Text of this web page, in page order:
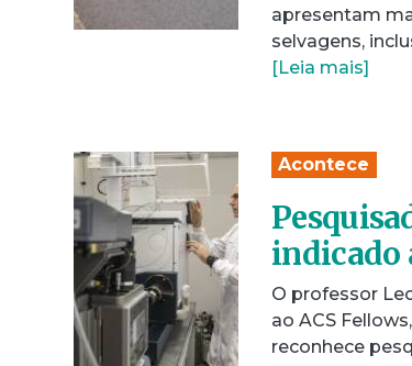
apresentam
selvagens,
[Leia mais]
Acontece
indicado
O professor
ao ACS
reconhece